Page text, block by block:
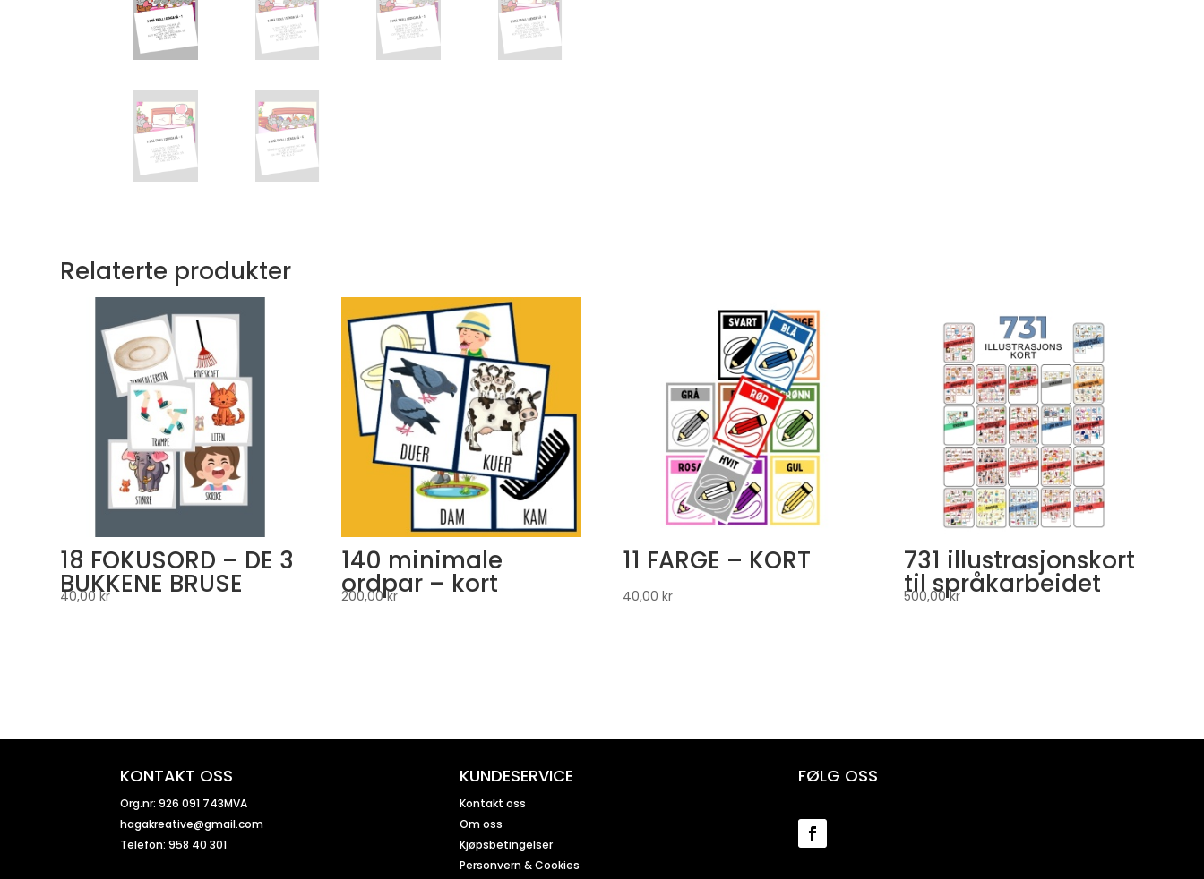
Relaterte produkter
18 FOKUSORD – DE 3
BUKKENE BRUSE
40,00kr
140 minimale
ordpar – kort
200,00kr
11 FARGE – KORT
40,00 kr
731 illustrasjonskort
til språkarbeidet
500,00kr
KONTAKT OSS
Org.nr: 926 091 743MVA
hagakreative@gmail.com
Telefon: 958 40 301
KUNDESERVICE
Kontakt oss
Om oss
Kjøpsbetingelser
Personvern & Cookies
FØLG OSS